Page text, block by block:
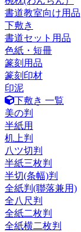
書道教室向け用品
下敷き
書道セット用品
色紙・短冊
篆刻用品
篆刻印材
印泥
下敷き 一覧
美の判
半紙用
机上判
八ツ切判
半紙三枚判
半切(条幅)判
全紙判(聯落兼用)
全八尺判
全紙二枚判
全紙横二枚判